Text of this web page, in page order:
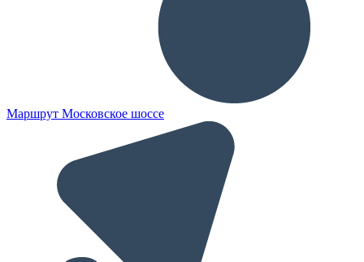
Маршрут Московское шоссе